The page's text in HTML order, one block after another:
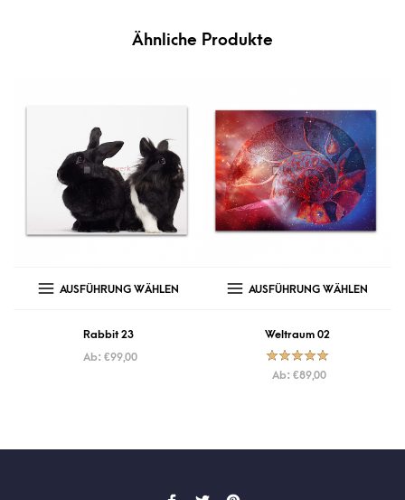
Ähnliche Produkte
AUSFÜHRUNG WÄHLEN
Rabbit 23
Ab: €99,00
AUSFÜHRUNG WÄHLEN
Weltraum 02
Bewertet mit
5.00von
Ab: €89,00